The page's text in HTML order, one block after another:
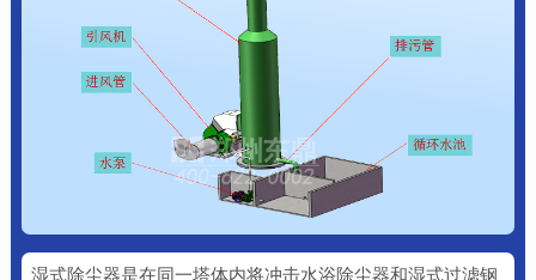
湿式除尘器是在同一塔体内将冲击水浴除尘器和湿式过滤钢